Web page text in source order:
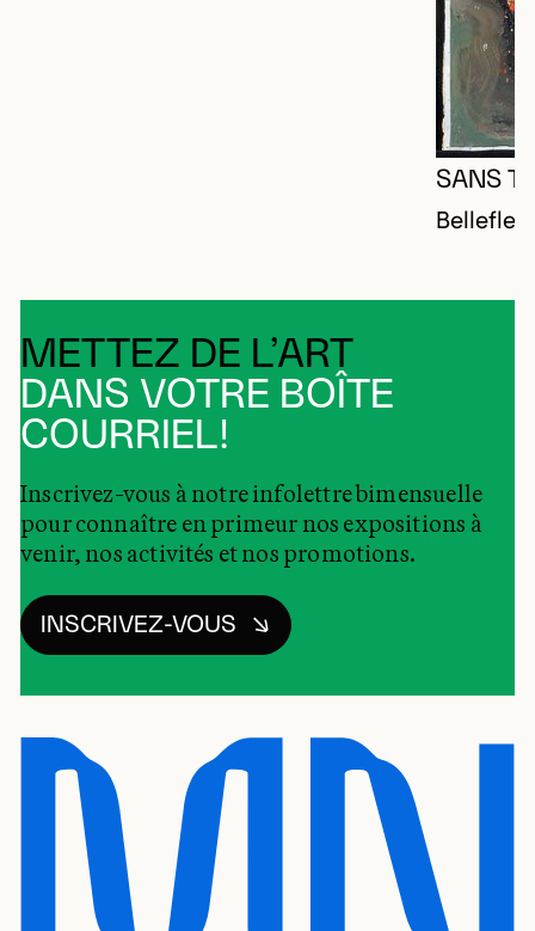
SANS
METTEZ DE L’ART
DANS VOTRE BOÎTE
COURRIEL!
Inscrivez-vous à notre infolettre bimensuelle
pour connaître en primeur nos expositions à
venir, nos activités et nos promotions.
INSCRIVEZ-VOUS